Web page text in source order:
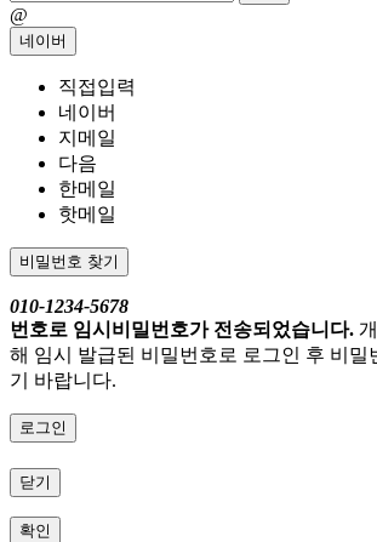
@
네이버
직접입력
네이버
지메일
다음
한메일
핫메일
비밀번호 찾기
010-1234-5678
번호로 임시비밀번호가 전송되었습니다.
해 임시 발급된 비밀번호로 로그인 후 비밀
기 바랍니다.
로그인
닫기
확인